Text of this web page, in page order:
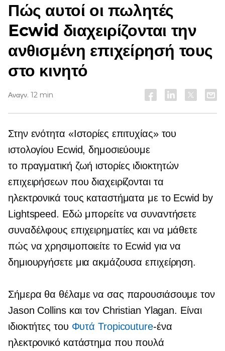
Πώς αυτοί οι πωλητές
Ecwid διαχειρίζονται την
ανθισμένη επιχείρησή τους
στο κινητό
Αναγν. 12 min
Στην ενότητα «Ιστορίες επιτυχίας» του
ιστολογίου Ecwid, δημοσιεύουμε
το πραγματική ζωή ιστορίες ιδιοκτητών
επιχειρήσεων που διαχειρίζονται τα
ηλεκτρονικά τους καταστήματα με το Ecwid by
Lightspeed. Εδώ μπορείτε να συναντήσετε
συναδέλφους επιχειρηματίες και να μάθετε
πώς να χρησιμοποιείτε το Ecwid για να
δημιουργήσετε μια ακμάζουσα επιχείρηση.
Σήμερα θα θέλαμε να σας παρουσιάσουμε τον
Jason Collins και τον Christian Ylagan. Είναι
ιδιοκτήτες του Φυτά Tropicouture-ένα
ηλεκτρονικό κατάστημα που πουλά